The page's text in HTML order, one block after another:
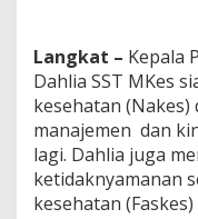
Langkat – Kepala
Dahlia SST MKes
kesehatan (Nakes)
manajemen dan
lagi. Dahlia juga
ketidaknyamanan
kesehatan (Faskes)